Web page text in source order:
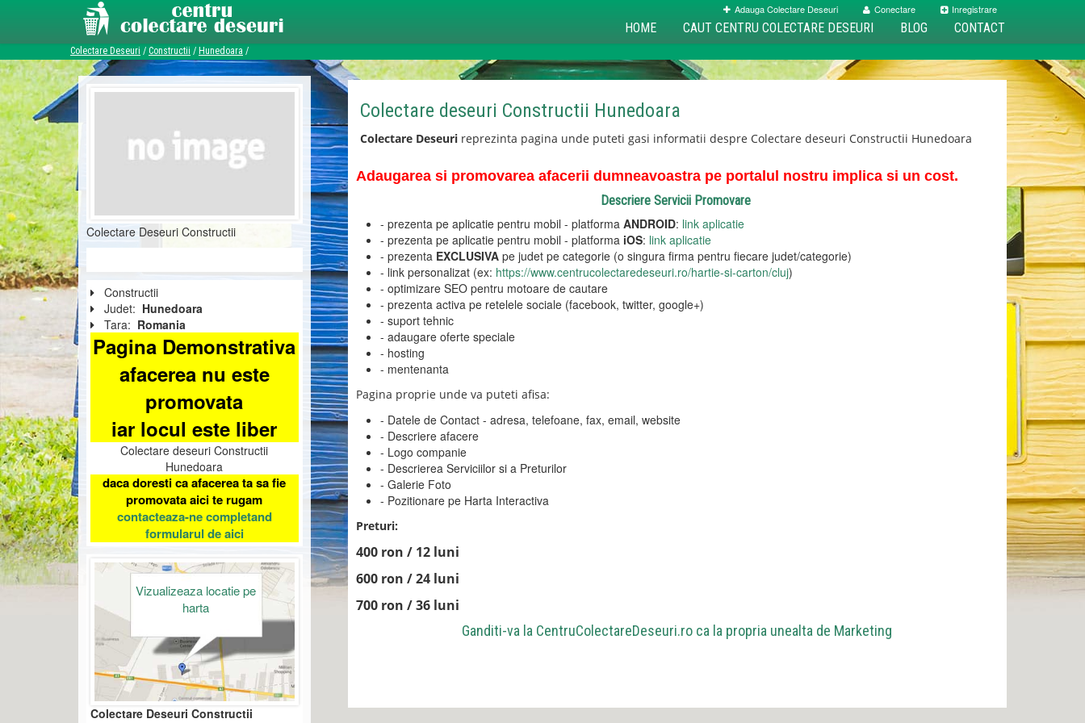
Adauga Colectare Deseuri Conectare Inregistrare
HOME CAUT CENTRU COLECTARE DESEURI BLOG CONTACT
Colectare Deseuri / Constructii / Hunedoara /
Colectare Deseuri Constructii
Constructii
Judet: Hunedoara
Tara: Romania
Pagina Demonstrativa
afacerea nu este
promovata
iar locul este liber
Colectare deseuri Constructii
Hunedoara
daca doresti ca afacerea ta sa fie
promovata aici te rugam
contacteaza-ne completand
formularul de aici
Vizualizeaza locatie pe
harta
Colectare Deseuri Constructii
Colectare deseuri Constructii Hunedoara
Colectare Deseuri reprezinta pagina unde puteti gasi informatii despre Colectare deseuri Constructii Hunedoara
Adaugarea si promovarea afacerii dumneavoastra pe portalul nostru implica si un cost.
Descriere Servicii Promovare
- prezenta pe aplicatie pentru mobil - platforma ANDROID: link aplicatie
- prezenta pe aplicatie pentru mobil - platforma iOS: link aplicatie
- prezenta EXCLUSIVApe judet pe categorie (o singura firma pentru fiecare judet/categorie)
- link personalizat (ex: https://www.centrucolectaredeseuri.ro/hartie-si-carton/cluj)
- optimizare SEO pentru motoare de cautare
- prezenta activa pe retelele sociale (facebook, twitter, google+)
- suport tehnic
- adaugare oferte speciale
- hosting
- mentenanta
Pagina proprie unde va puteti afisa:
- Datele de Contact - adresa, telefoane, fax, email, website
- Descriere afacere
- Logo companie
- Descrierea Serviciilor si a Preturilor
- Galerie Foto
- Pozitionare pe Harta Interactiva
Preturi:
400 ron / 12 luni
600 ron / 24 luni
700 ron / 36 luni
Ganditi-va la CentruColectareDeseuri.ro ca la propria unealta de Marketing